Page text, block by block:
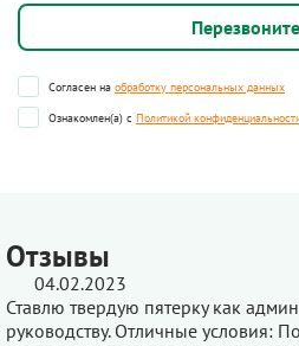
Согласен на обработку персональных данных
Ознакомлен(а) с Политикой
Отзывы
04.02.2023
Ставлю твердую пятерку как
руководству. Отличные условия: